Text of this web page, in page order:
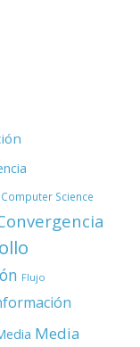
Computer Science
Flujo
Media